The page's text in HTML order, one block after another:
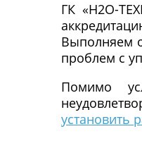
ГК «Н2О-
Выполняем
проблем с
Помимо
установить